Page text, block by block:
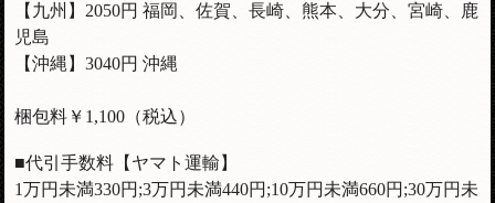
【九州】2050円 福岡、佐賀、長崎、熊本、大分、宮崎、鹿
児島
【沖縄】3040円 沖縄
梱包料￥1,100（税込）
■代引手数料【ヤマト運輸】
1万円未満330円;3万円未満440円;10万円未満660円;30万円未